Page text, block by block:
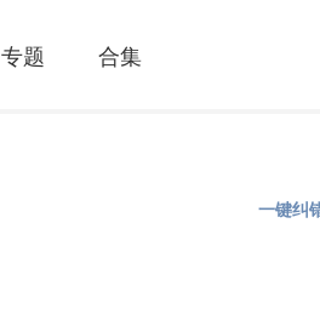
专题 合集
一键纠